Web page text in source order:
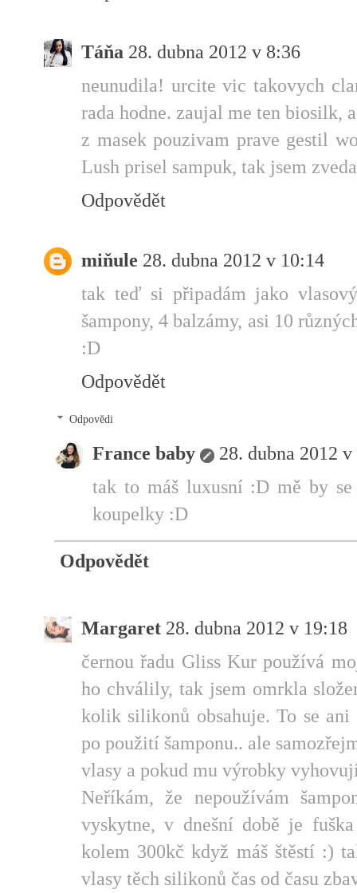
Táňa 28. dubna 2012 v 8:36
neunudila! urcite vic takovych
rada hodne. zaujal me ten biosilk,
z masek pouzivam prave gestil
Lush prisel sampuk, tak jsem
Odpovědět
miňule 28. dubna 2012 v 10:14
tak teď si připadám jako
šampony, 4 balzámy, asi 10
:D
Odpovědět
Odpovědi
France baby
28. dubna 2012
tak to máš luxusní :D mě by
koupelky :D
Odpovědět
Margaret 28. dubna 2012 v 19:18
černou řadu Gliss Kur používá
ho chválily, tak jsem omrkla
kolik silikonů obsahuje. To se
po použití šamponu.. ale
vlasy a pokud mu výrobky
Neříkám, že nepoužívám
vyskytne, v dnešní době je
kolem 300kč když máš štěstí :)
vlasy těch silikonů čas od času